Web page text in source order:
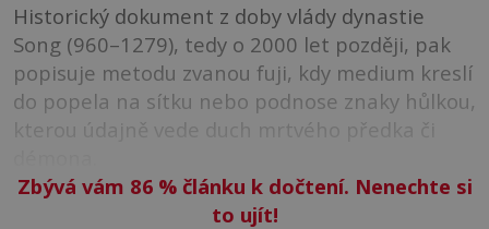
Historický dokument z doby vlády dynastie
Song (960–1279), tedy o 2000 let později, pak
popisuje metodu zvanou fuji, kdy medium kreslí
do popela na sítku nebo podnose znaky hůlkou,
kterou údajně vede duch mrtvého předka či
Zbývá vám 86 %článku k dočtení. Nenechte si
to ujít!